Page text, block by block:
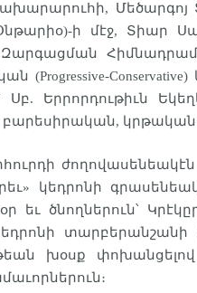
ի մէջ, Տիար
Հիմնադրամի
(Progressive-
Սբ. Երրորդութիւն
կրթական
կեդրոնի
եւ ծնողներուն՝
տարբերանշանի
խօսք